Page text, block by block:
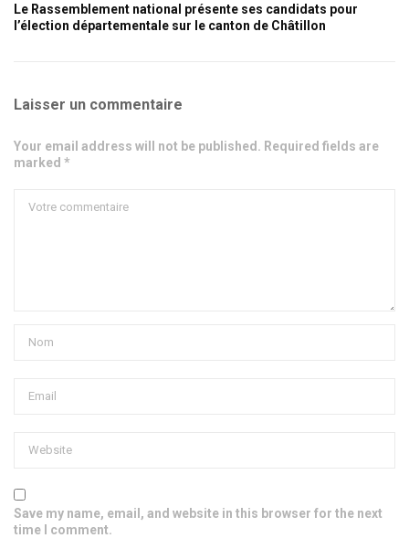
Le Rassemblement national présente ses candidats pour
l’élection départementale sur le canton de Châtillon
Laisser un commentaire
Your email address will not be published. Required fields are
marked *
Save my name, email, and website in this browser for the next
time I comment.